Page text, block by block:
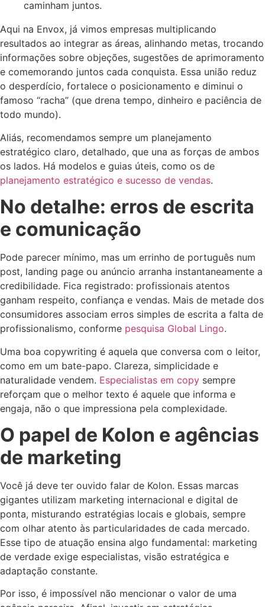
caminham juntos.
Aqui na Envox, já vimos empresas multiplicando
resultados ao integrar as áreas, alinhando metas, trocando
informações sobre objeções, sugestões de aprimoramento
e comemorando juntos cada conquista. Essa união reduz
o desperdício, fortalece o posicionamento e diminui o
famoso “racha” (que drena tempo, dinheiro e paciência de
todo mundo).
Aliás, recomendamos sempre um planejamento
estratégico claro, detalhado, que una as forças de ambos
os lados. Há modelos e guias úteis, como os de
planejamento estratégico e sucesso de vendas.
No detalhe: erros de escrita
e comunicação
Pode parecer mínimo, mas um errinho de português num
post, landing page ou anúncio arranha instantaneamente a
credibilidade. Fica registrado: profissionais atentos
ganham respeito, confiança e vendas. Mais de metade dos
consumidores associam erros simples de escrita a falta de
profissionalismo, conforme pesquisa Global Lingo.
Uma boa copywriting é aquela que conversa com o leitor,
como em um bate-papo. Clareza, simplicidade e
naturalidade vendem. Especialistas em copy sempre
reforçam que o melhor texto é aquele que informa e
engaja, não o que impressiona pela complexidade.
O papel de Kolon e agências
de marketing
Você já deve ter ouvido falar de Kolon. Essas marcas
gigantes utilizam marketing internacional e digital de
ponta, misturando estratégias locais e globais, sempre
com olhar atento às particularidades de cada mercado.
Esse tipo de atuação ensina algo fundamental: marketing
de verdade exige especialistas, visão estratégica e
adaptação constante.
Por isso, é impossível não mencionar o valor de uma